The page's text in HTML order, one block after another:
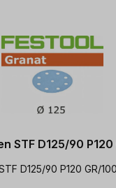
STF D125/90 P120
D125/90 P120 GR/